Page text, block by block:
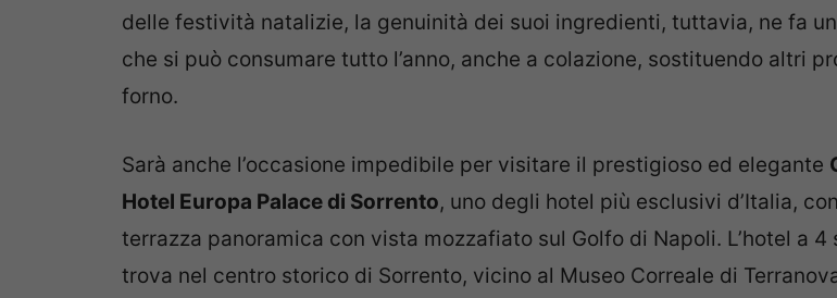
delle festività natalizie, la genuinità dei suoi ingredienti, tuttavia, ne fa
che si può consumare tutto l’anno, anche a colazione, sostituendo altri
forno.
Sarà anche l’occasione impedibile per visitare il prestigioso ed elegante
Hotel Europa Palace di Sorrento, uno degli hotel più esclusivi d’Italia,
terrazza panoramica con vista mozzafiato sul Golfo di Napoli. L’hotel a 4
trova nel centro storico di Sorrento, vicino al Museo Correale di